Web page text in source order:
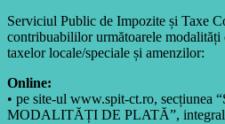
Serviciul Public de Impozite și Taxe
contribuabililor următoarele modalități
taxelor locale/speciale și amenzilor:
Online:
• pe site-ul www.spit-ct.ro,
MODALITĂȚI DE PLATĂ”, integral